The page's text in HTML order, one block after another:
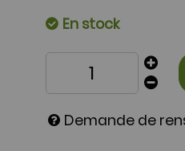
En stock
Demande de